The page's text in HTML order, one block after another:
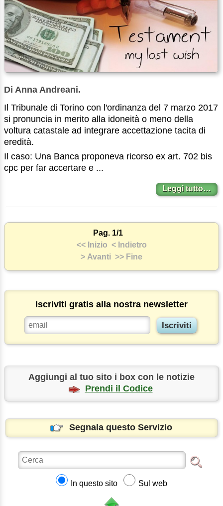
Di Anna Andreani.
Il Tribunale di Torino con l'ordinanza del 7 marzo 2017
si pronuncia in merito alla idoneità o meno della
voltura catastale ad integrare accettazione tacita di
eredità.
Il caso: Una Banca proponeva ricorso ex art. 702 bis
cpc per far accertare e ...
Leggi tutto…
Pag. 1/1
<< Inizio < Indietro
> Avanti >> Fine
Iscriviti gratis alla nostra newsletter
Aggiungi al tuo sito i box con le notizie
Prendi il Codice
Segnala questo Servizio
In questo sito Sul web